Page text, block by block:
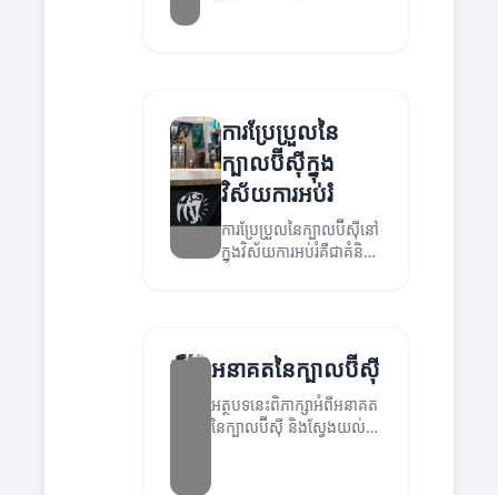
ការប្រែប្រួលនៃ
ក្បាលប៊ីស៊ីក្នុង
វិស័យការអប់រំ
ការប្រែប្រួលនៃក្បាលប៊ីស៊ីនៅ
ក្នុងវិស័យការអប់រំគឺជាគំនិត
អនាគតនៃក្បាលប៊ីស៊ី
អត្ថបទនេះពិភាក្សាអំពីអនាគត
នៃក្បាលប៊ីស៊ី និងស្វែងយល់